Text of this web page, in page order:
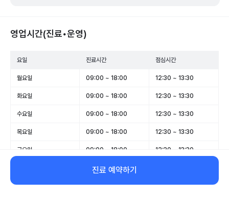
영업시간(진료•운영)
요일 진료시간 점심시간
월요일 09:00 ~ 18:00 12:30 ~ 13:30
화요일 09:00 ~ 18:00 12:30 ~ 13:30
수요일 09:00 ~ 18:00 12:30 ~ 13:30
목요일 09:00 ~ 18:00 12:30 ~ 13:30
금요일 09:00 ~ 18:00 12:30 ~ 13:30
09:00 ~ 13:00
일요일 휴무 -
진료 예약하기